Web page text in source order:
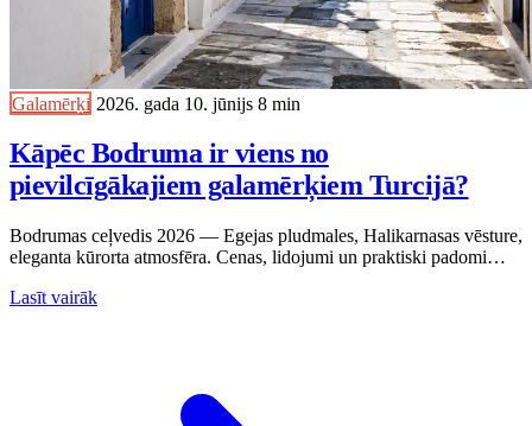
Galamērķi 2026. gada 10. jūnijs 8 min
Kāpēc Bodruma ir viens no
pievilcīgākajiem galamērķiem Turcijā?
Bodrumas ceļvedis 2026 — Egejas pludmales, Halikarnasas vēsture,
eleganta kūrorta atmosfēra. Cenas, lidojumi un praktiski padomi
Lasīt vairāk